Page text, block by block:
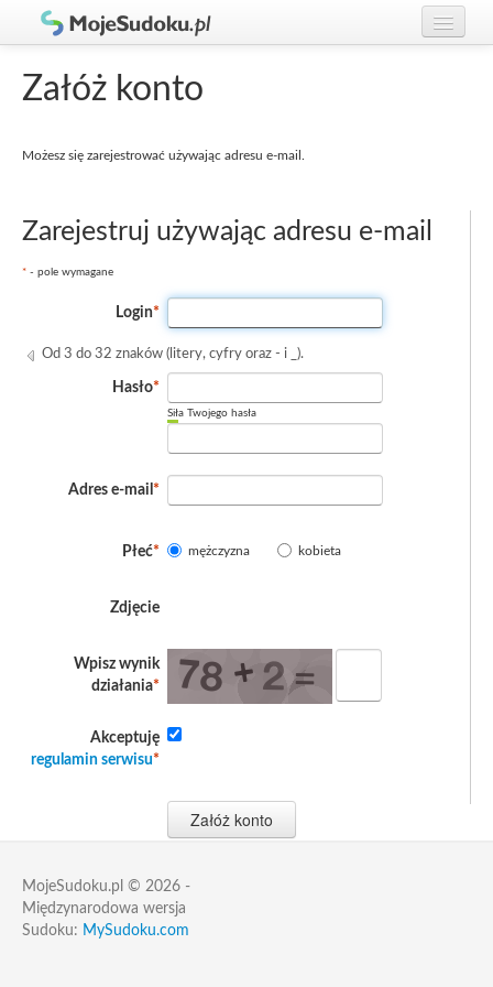
Rankingi
Załóż konto
Możesz się zarejestrować używając adresu e-mail.
Zarejestruj używając adresu e-mail
* - pole wymagane
Login*
Od 3 do 32 znaków (litery, cyfry oraz - i _).
Hasło*
Siła Twojego hasła
Adres e-mail *
Płeć* mężczyzna kobieta
Zdjęcie
Wpisz wynik
działania*
Akceptuję
regulamin serwisu*
MojeSudoku.pl © 2026 -
Międzynarodowa wersja
Sudoku: MySudoku.com